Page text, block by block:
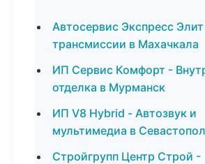
Автосервис Экспресс
трансмиссии в Махачкала
ИП Сервис Комфорт -
отделка в Мурманск
ИП V8 Hybrid - Автозвук и
мультимедиа в
Стройгрупп Центр Строй -